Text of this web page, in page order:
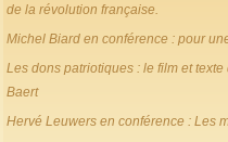
de la révolution française.
Michel Biard en conférence : pour
Les dons patriotiques : le film et
Baert
Hervé Leuwers en conférence : Les